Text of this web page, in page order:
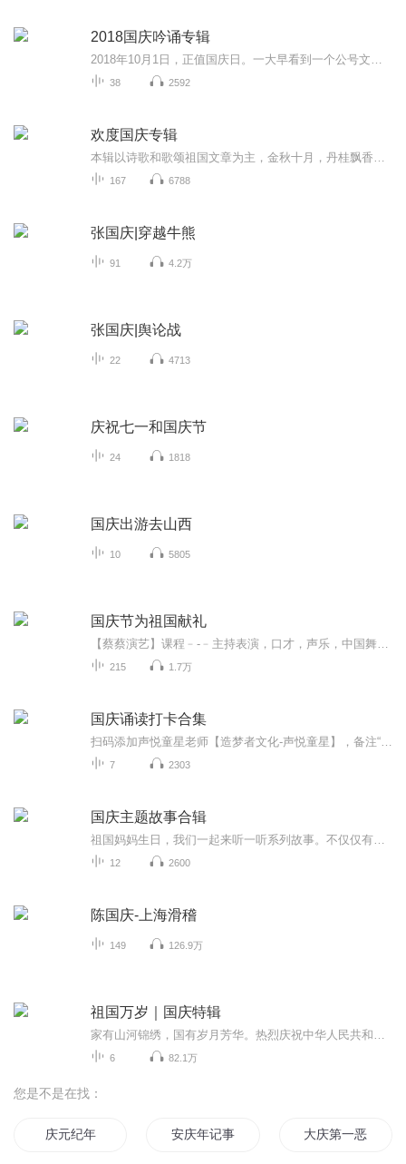
2018国庆吟诵专辑
38 2592
欢度国庆专辑
167 6788
张国庆|穿越牛熊
91 4.2万
张国庆|舆论战
22 4713
庆祝七一和国庆节
24 1818
国庆出游去山西
10 5805
国庆节为祖国献礼
215 1.7万
国庆诵读打卡合集
7 2303
国庆主题故事合辑
12 2600
陈国庆-上海滑稽
149 126.9万
祖国万岁｜国庆特辑
6 82.1万
您是不是在找：
庆元纪年 安庆年记事 大庆第一恶